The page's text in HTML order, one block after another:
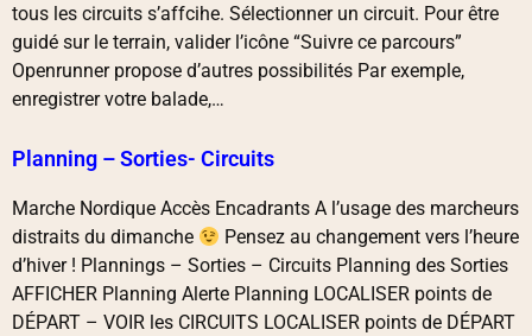
tous les circuits s’affcihe. Sélectionner un circuit. Pour être
guidé sur le terrain, valider l’icône “Suivre ce parcours”
Openrunner propose d’autres possibilités Par exemple,
enregistrer votre balade,…
Planning – Sorties- Circuits
Marche Nordique Accès Encadrants A l’usage des marcheurs
distraits du dimanche
Pensez au changement vers l’heure
d’hiver ! Plannings – Sorties – Circuits Planning des Sorties
AFFICHER Planning Alerte Planning LOCALISER points de
DÉPART – VOIR les CIRCUITS LOCALISER points de DÉPART